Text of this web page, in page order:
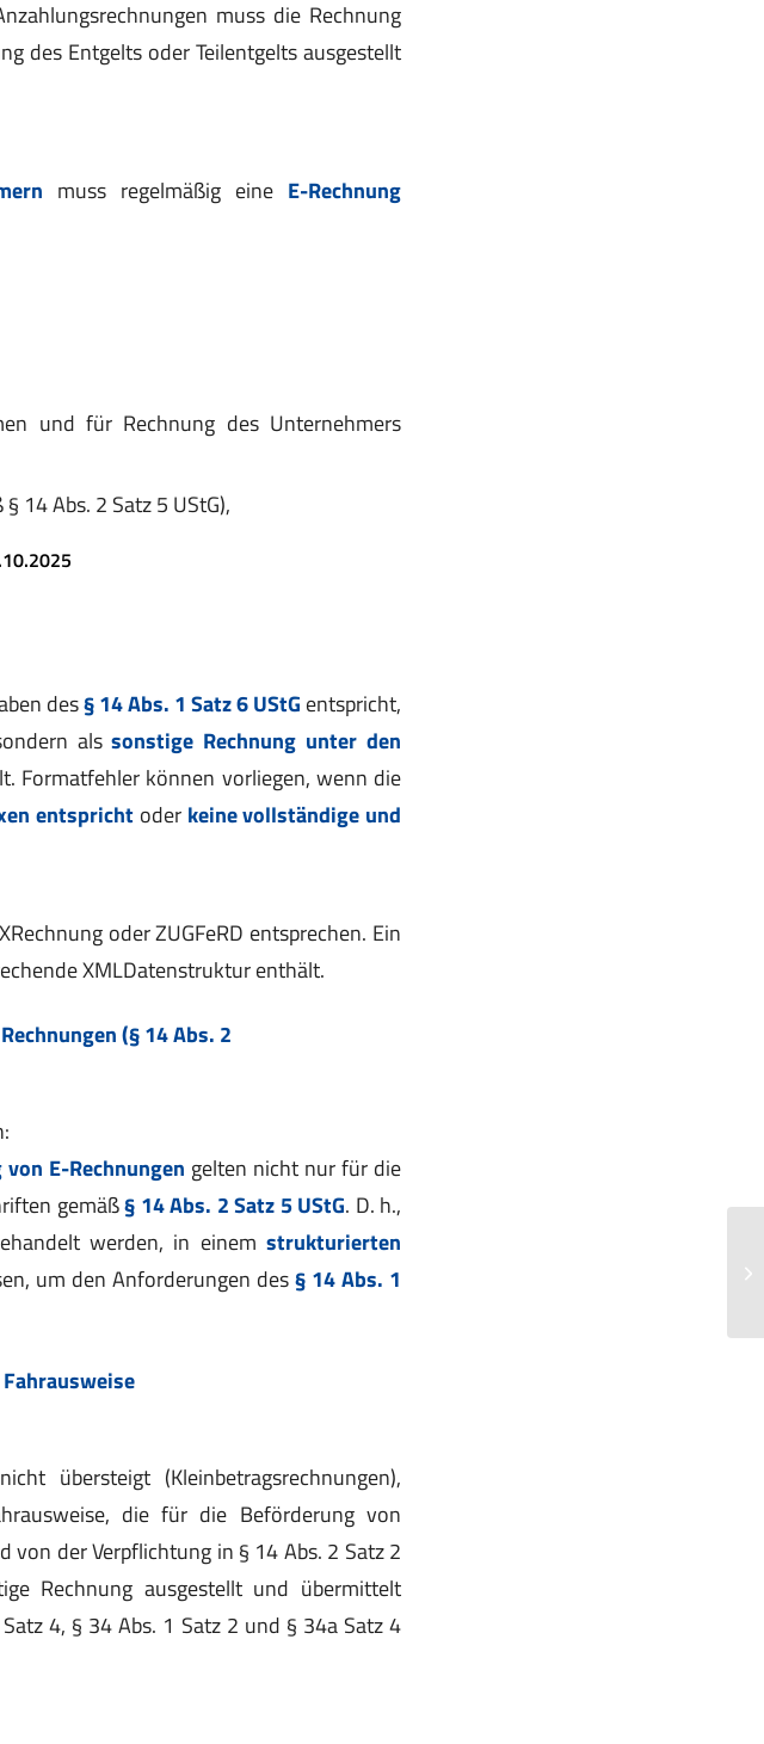
muss die Rechnung
des Entgelts oder Teilentgelts ausgestellt
muss regelmäßig eine E-Rechnung
und für Rechnung des Unternehmers
14 Abs. 2 Satz 5 UStG),
des§ 14 Abs. 1 Satz 6 UStG entspricht,
alssonstige Rechnung unter den
Formatfehler können vorliegen, wenn die
entsprichtoder keine vollständige und
oder ZUGFeRD entsprechen. Ein
XMLDatenstruktur enthält.
(§ 14 Abs. 2
E-Rechnungen gelten nicht nur für die
gemäß§ 14 Abs. 2 Satz 5 UStG. D. h.,
werden, in einemstrukturierten
um den Anforderungen des§ 14 Abs. 1
übersteigt (Kleinbetragsrechnungen),
die für die Beförderung von
der Verpflichtung in § 14 Abs. 2 Satz 2
Rechnung ausgestellt und übermittelt
4, § 34 Abs. 1 Satz 2 und § 34a Satz 4